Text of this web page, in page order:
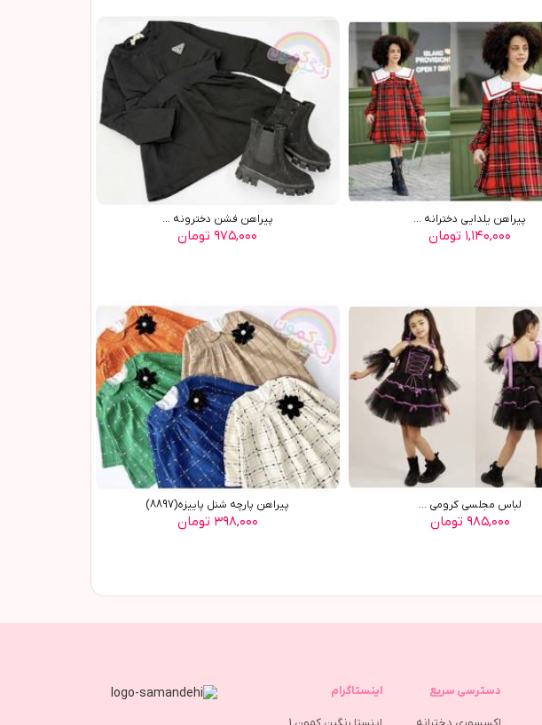
پيراهن يلدايي دخترانه ...
۱,۱۴۰,۰۰۰ تومان
پيراهن فشن دخترونه ...
۹۷۵,۰۰۰ تومان
لباس مجلسی کرومی ...
۹۸۵,۰۰۰ تومان
پیراهن پارچه شنل پاییزه(8897)
۳۹۸,۰۰۰ تومان
دسترسی سریع اینستاگرام